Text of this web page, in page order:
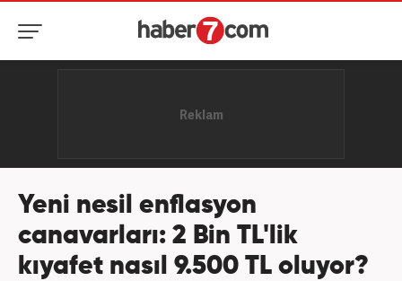
Yeni nesil enflasyon
canavarları: 2 Bin TL'lik
kıyafet nasıl 9.500 TL oluyor?